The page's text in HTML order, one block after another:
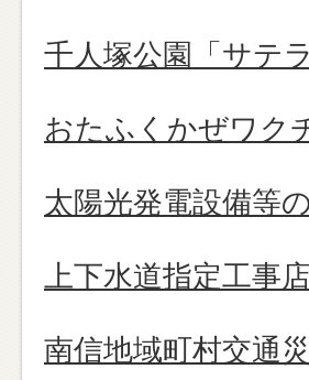
千人塚公園「サテ
おたふくかぜワク
太陽光発電設備等
上下水道指定工事店
南信地域町村交通